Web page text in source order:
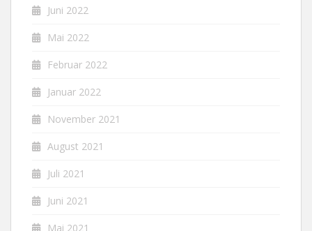
Juni 2022
Mai 2022
Februar 2022
Januar 2022
November 2021
August 2021
Juli 2021
Juni 2021
Mai 2021